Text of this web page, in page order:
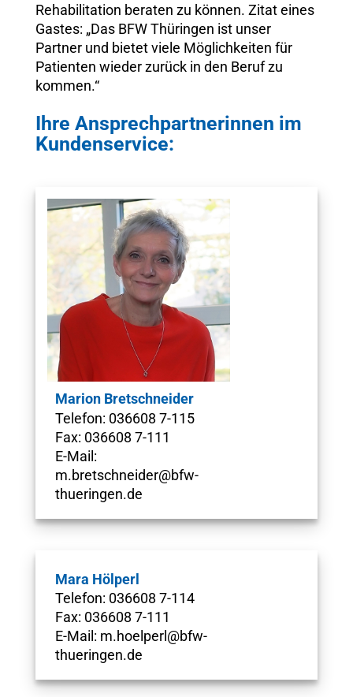
Rehabilitation beraten zu können. Zitat eines
Gastes: „Das BFW Thüringen ist unser
Partner und bietet viele Möglichkeiten für
Patienten wieder zurück in den Beruf zu
kommen.“
Ihre Ansprechpartnerinnen im
Kundenservice:
Marion Bretschneider
Telefon: 036608 7-115
Fax: 036608 7-111
E-Mail:
m.bretschneider@bfw-
thueringen.de
Mara Hölperl
Telefon: 036608 7-114
Fax: 036608 7-111
E-Mail: m.hoelperl@bfw-
thueringen.de